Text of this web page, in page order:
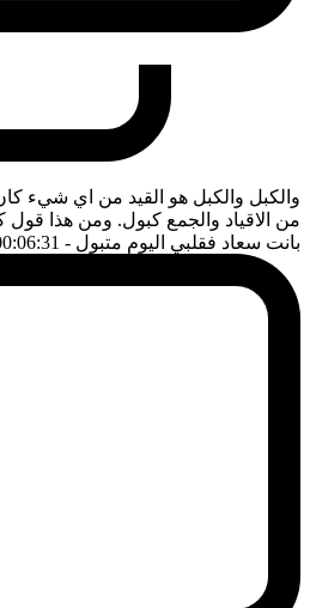
والكبل والكبل هو القيد من اي شيء
من الاقياد والجمع كبول. ومن هذا
بانت سعاد فقلبي اليوم متبول - 00:06:31